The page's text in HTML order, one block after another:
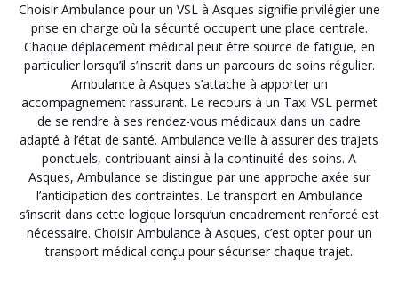
Choisir Ambulance pour un VSL à Asques signifie privilégier une
prise en charge où la sécurité occupent une place centrale.
Chaque déplacement médical peut être source de fatigue, en
particulier lorsqu’il s’inscrit dans un parcours de soins régulier.
Ambulance à Asques s’attache à apporter un
accompagnement rassurant. Le recours à un Taxi VSL permet
de se rendre à ses rendez-vous médicaux dans un cadre
adapté à l’état de santé. Ambulance veille à assurer des trajets
ponctuels, contribuant ainsi à la continuité des soins. A
Asques, Ambulance se distingue par une approche axée sur
l’anticipation des contraintes. Le transport en Ambulance
s’inscrit dans cette logique lorsqu’un encadrement renforcé est
nécessaire. Choisir Ambulance à Asques, c’est opter pour un
transport médical conçu pour sécuriser chaque trajet.